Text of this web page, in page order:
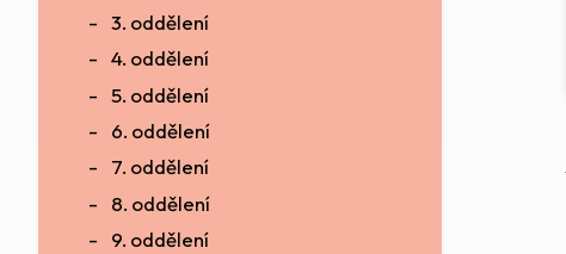
3. oddělení
4. oddělení
5. oddělení
6. oddělení
7. oddělení
8. oddělení
9. oddělení